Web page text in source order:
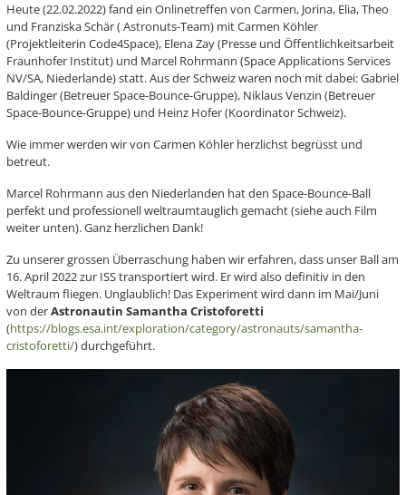
Heute (22.02.2022) fand ein Onlinetreffen von Carmen, Jorina, Elia, Theo
und Franziska Schär ( Astronuts-Team) mit Carmen Köhler
(Projektleiterin Code4Space), Elena Zay (Presse und Öffentlichkeitsarbeit
Fraunhofer Institut) und Marcel Rohrmann (Space Applications Services
NV/SA, Niederlande) statt. Aus der Schweiz waren noch mit dabei: Gabriel
Baldinger (Betreuer Space-Bounce-Gruppe), Niklaus Venzin (Betreuer
Space-Bounce-Gruppe) und Heinz Hofer (Koordinator Schweiz).
Wie immer werden wir von Carmen Köhler herzlichst begrüsst und
betreut.
Marcel Rohrmann aus den Niederlanden hat den Space-Bounce-Ball
perfekt und professionell weltraumtauglich gemacht (siehe auch Film
weiter unten). Ganz herzlichen Dank!
Zu unserer grossen Überraschung haben wir erfahren, dass unser Ball am
16. April 2022 zur ISS transportiert wird. Er wird also definitiv in den
Weltraum fliegen. Unglaublich! Das Experiment wird dann im Mai/Juni
von derAstronautin Samantha Cristoforetti
(https://blogs.esa.int/exploration/category/astronauts/samantha-
cristoforetti/) durchgeführt.